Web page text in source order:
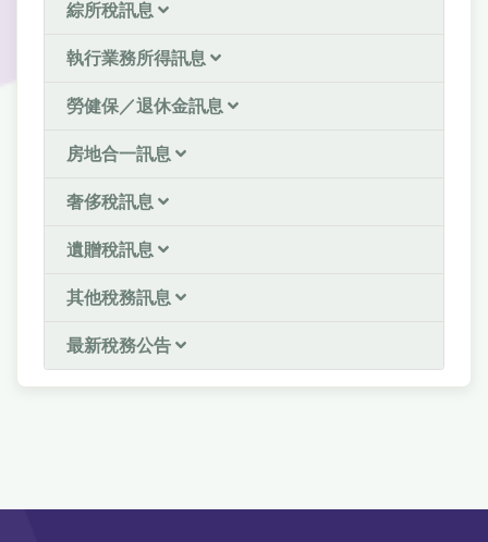
綜所稅訊息
執行業務所得訊息
勞健保／退休金訊息
房地合一訊息
奢侈稅訊息
遺贈稅訊息
其他稅務訊息
最新稅務公告